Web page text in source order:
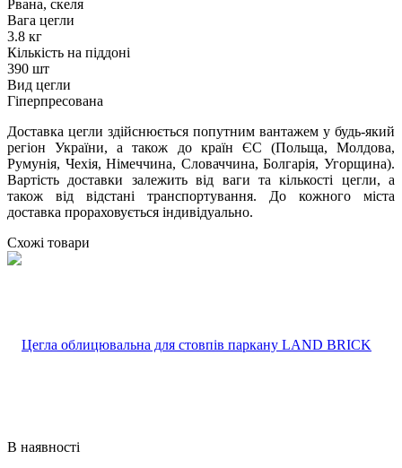
Рвана, скеля
Вага цегли
3.8 кг
Кількість на піддоні
390 шт
Вид цегли
Гіперпресована
Доставка цегли здійснюється попутним вантажем у будь-який
регіон України, а також до країн ЄС (Польща, Молдова,
Румунія, Чехія, Німеччина, Словаччина, Болгарія, Угорщина).
Вартість доставки залежить від ваги та кількості цегли, а
також від відстані транспортування. До кожного міста
доставка прораховується індивідуально.
Схожі товари
В наявності